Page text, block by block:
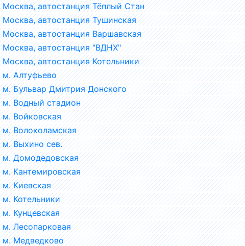
Москва, автостанция Тёплый Стан
Москва, автостанция Тушинская
Москва, автостанция Варшавская
Москва, автостанция "ВДНХ"
Москва, автостанция Котельники
м. Алтуфьево
м. Бульвар Дмитрия Донского
м. Водный стадион
м. Войковская
м. Волоколамская
м. Выхино сев.
м. Домодедовская
м. Кантемировская
м. Киевская
м. Котельники
м. Кунцевская
м. Лесопарковая
м. Медведково